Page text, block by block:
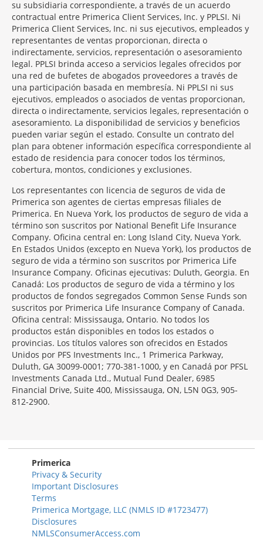
su subsidiaria correspondiente, a través de un acuerdo
contractual entre Primerica Client Services, Inc. y PPLSI. Ni
Primerica Client Services, Inc. ni sus ejecutivos, empleados y
representantes de ventas proporcionan, directa o
indirectamente, servicios, representación o asesoramiento
legal. PPLSI brinda acceso a servicios legales ofrecidos por
una red de bufetes de abogados proveedores a través de
una participación basada en membresía. Ni PPLSI ni sus
ejecutivos, empleados o asociados de ventas proporcionan,
directa o indirectamente, servicios legales, representación o
asesoramiento. La disponibilidad de servicios y beneficios
pueden variar según el estado. Consulte un contrato del
plan para obtener información específica correspondiente al
estado de residencia para conocer todos los términos,
cobertura, montos, condiciones y exclusiones.
Morgage
Disclosures
Section
Los representantes con licencia de seguros de vida de
Primerica son agentes de ciertas empresas filiales de
Primerica. En Nueva York, los productos de seguro de vida a
término son suscritos por National Benefit Life Insurance
Company. Oficina central en: Long Island City, Nueva York.
En Estados Unidos (excepto en Nueva York), los productos de
seguro de vida a término son suscritos por Primerica Life
Insurance Company. Oficinas ejecutivas: Duluth, Georgia. En
Canadá: Los productos de seguro de vida a término y los
productos de fondos segregados Common Sense Funds son
suscritos por Primerica Life Insurance Company of Canada.
Oficina central: Mississauga, Ontario. No todos los
productos están disponibles en todos los estados o
provincias. Los títulos valores son ofrecidos en Estados
Unidos por PFS Investments Inc., 1 Primerica Parkway,
Duluth, GA 30099-0001; 770-381-1000, y en Canadá por PFSL
Investments Canada Ltd., Mutual Fund Dealer, 6985
Financial Drive, Suite 400, Mississauga, ON, L5N 0G3, 905-
812-2900.
Primerica
Privacy & Security
Important Disclosures
Terms
Primerica Mortgage, LLC (NMLS ID #1723477)
Disclosures
NMLSConsumerAccess.com